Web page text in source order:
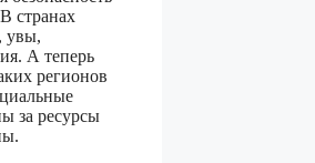
странах
увы,
А теперь
регионов
за ресурсы